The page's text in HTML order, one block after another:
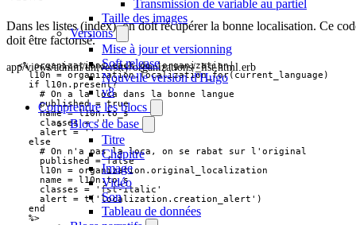
Transmission de variable au partiel
Taille des images
Versions
Mise à jour et versionning
Soft release
Nouvelle version d'Hugo
v8
Comprendre les blocs
Blocs de base
Titre
Chapitre
Image
Vidéo
Son
Tableau de données
Dans les listes (index), on doit récupérer la bonne localisation. Ce
doit être factorisé.
app/views/admin/university/organizations/_list.html.erb
  <% organizations.each do |organization|
    l10n = organization.localization_for(current_language)
    if l10n.present?
      # On a la loca dans la bonne langue
      published = true
      name = l10n.to_s
      classes = ''
      alert = ''
    else
      # On n'a pas la loca, on se rabat sur l'original
      published = false
      l10n = organization.original_localization
      name = l10n.to_s
      classes = 'fst-italic'
      alert = t('localization.creation_alert')
    end
    %>